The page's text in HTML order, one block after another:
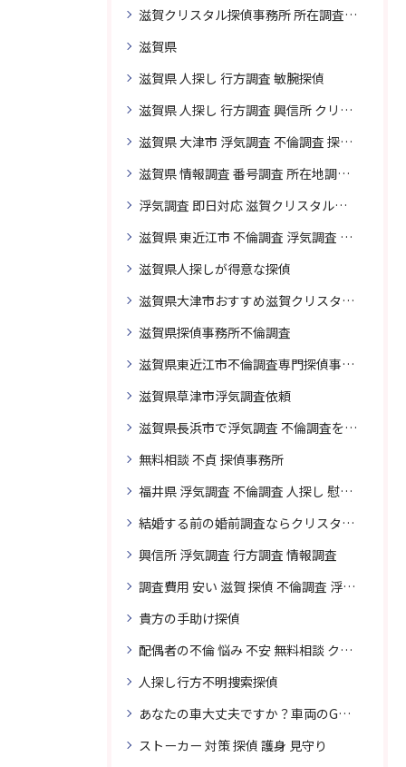
滋賀クリスタル探偵事務所 所在調査 得意
滋賀県
滋賀県 人探し 行方調査 敏腕探偵
滋賀県 人探し 行方調査 興信所 クリスタル探偵がおすすめ
滋賀県 大津市 浮気調査 不倫調査 探偵 探偵事務所 素行調査 企業調査 興信所
滋賀県 情報調査 番号調査 所在地調査 企業調査 探偵事務所
浮気調査 即日対応 滋賀クリスタル探偵事務所
滋賀県 東近江市 不倫調査 浮気調査 探偵 探偵事務所 無料相談 調査料金
滋賀県人探しが得意な探偵
滋賀県大津市おすすめ滋賀クリスタル探偵事務所
滋賀県探偵事務所不倫調査
滋賀県東近江市不倫調査専門探偵事務所
滋賀県草津市浮気調査依頼
滋賀県長浜市で浮気調査 不倫調査を頼むなら
無料相談 不貞 探偵事務所
福井県 浮気調査 不倫調査 人探し 慰謝料 請求 裁判 相談 探偵 探偵事務所
結婚する前の婚前調査ならクリスタル探偵事務所へお問い合わせ
興信所 浮気調査 行方調査 情報調査
調査費用 安い 滋賀 探偵 不倫調査 浮気調査
貴方の手助け探偵
配偶者の不倫 悩み 不安 無料相談 クリスタル探偵事務所
人探し行方不明捜索探偵
あなたの車大丈夫ですか？車両のGPS捜索なら滋賀クリスタル探偵事務所
ストーカー 対策 探偵 護身 見守り